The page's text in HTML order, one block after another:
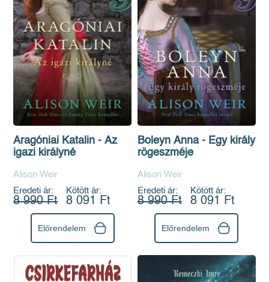
Aragóniai Katalin - Az
igazi királyné
Alison Weir
Eredeti ár:
8 990 Ft
Kötött ár:
8 091 Ft
Előrendelem
Boleyn Anna - Egy király
rögeszméje
Alison Weir
Eredeti ár:
8 990 Ft
Kötött ár:
8 091 Ft
Előrendelem